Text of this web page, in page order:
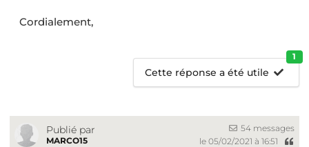
Cordialement,
Cette réponse a été utile
1
Publié par
MARCO15
54 messages
le 05/02/2021 à 16:51